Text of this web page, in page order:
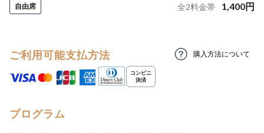
自由席 全2料金帯 1,400円
ご利用可能支払方法 購入方法について
プログラム